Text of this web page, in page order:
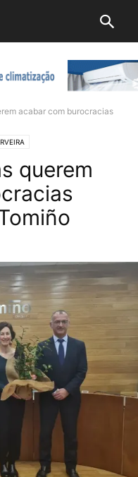
acabar com burocracias
querem